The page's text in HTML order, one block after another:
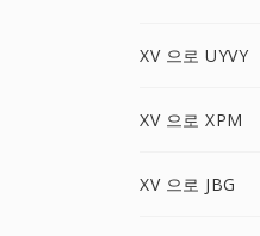
XV 으로 UYVY
XV 으로 XPM
XV 으로 JBG